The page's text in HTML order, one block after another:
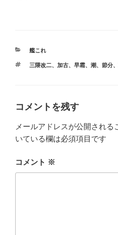
カ
ゴ
艦これ
タ
三隈改二、 加古、 早霜、 潮、 節分、
コメントを残す
メールアドレスが公開される
いている欄は必須項目です
コメント ※